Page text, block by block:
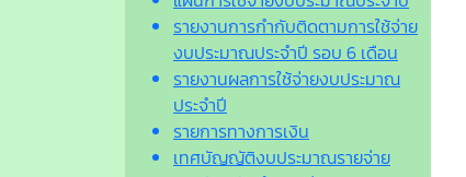
รายงานการกำกับติดตามการใช้จ่าย
งบประมาณประจำปี รอบ 6 เดือน
รายงานผลการใช้จ่ายงบประมาณ
ประจำปี
รายการทางการเงิน
เทศบัญญัติงบประมาณรายจ่าย